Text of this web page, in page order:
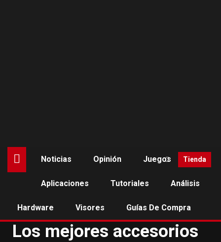
Noticias Opinión Juegos
Aplicaciones Tutoriales Análisis
Hardware Visores Guías De Compra
Tienda
ANÁLISIS OPINIÓN QUEST 2
Los mejores accesorios